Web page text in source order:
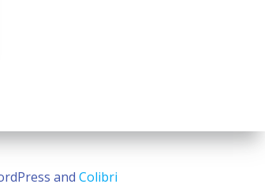
and Colibri